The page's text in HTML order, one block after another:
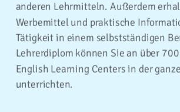
anderen Lehrmitteln. Außerdem
Werbemittel und praktische
Tätigkeit in einem selbstständigen
Lehrerdiplom können Sie an über
English Learning Centers in der
unterrichten.